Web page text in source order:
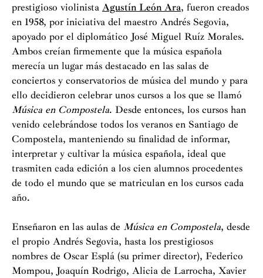
prestigioso violinista Agustín León Ara, fueron creados
en 1958, por iniciativa del maestro Andrés Segovia,
apoyado por el diplomático José Miguel Ruíz Morales.
Ambos creían firmemente que la música española
merecía un lugar más destacado en las salas de
conciertos y conservatorios de música del mundo y para
ello decidieron celebrar unos cursos a los que se llamó
Música en Compostela. Desde entonces, los cursos han
venido celebrándose todos los veranos en Santiago de
Compostela, manteniendo su finalidad de informar,
interpretar y cultivar la música española, ideal que
trasmiten cada edición a los cien alumnos procedentes
de todo el mundo que se matriculan en los cursos cada
año.
Enseñaron en las aulas de Música en Compostela, desde
el propio Andrés Segovia, hasta los prestigiosos
nombres de Oscar Esplá (su primer director), Federico
Mompou, Joaquín Rodrigo, Alicia de Larrocha, Xavier